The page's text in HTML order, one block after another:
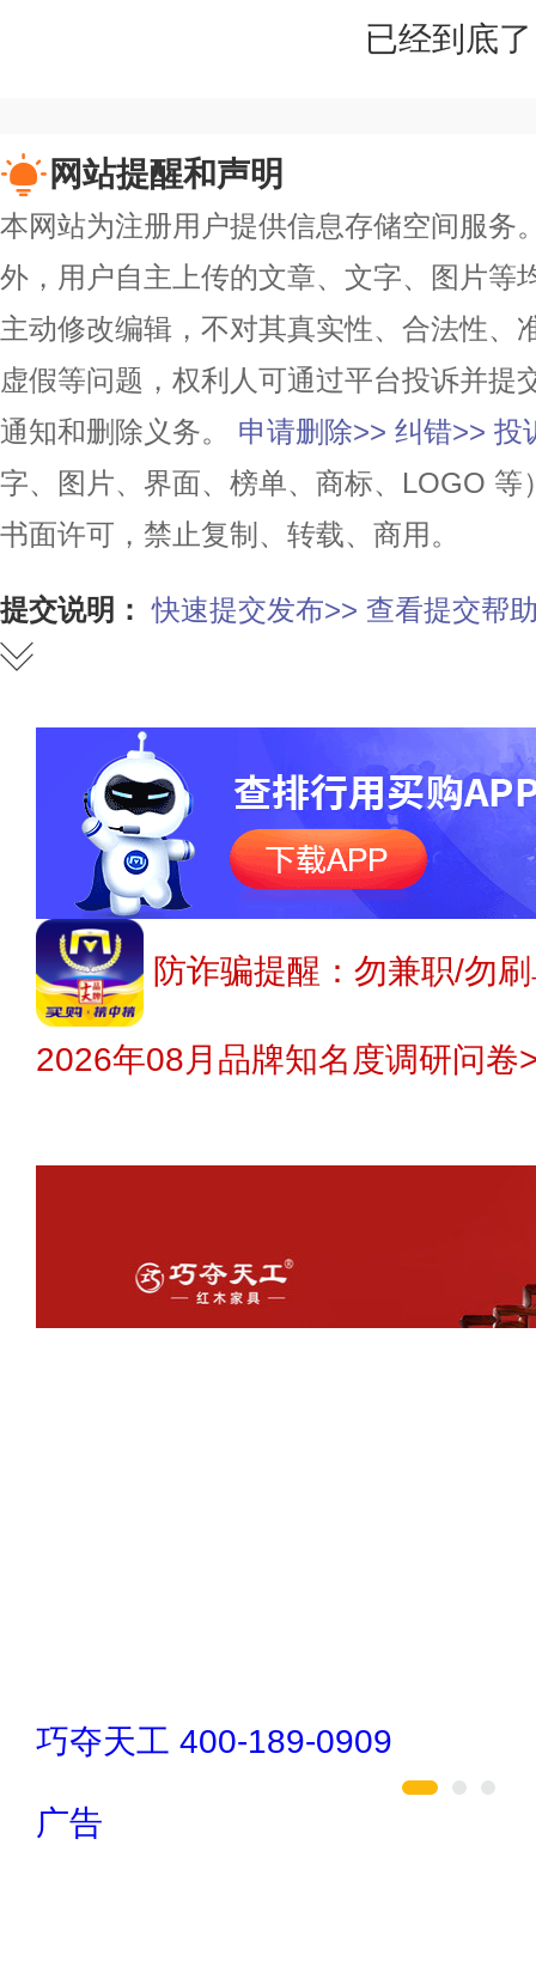
已经到底了
网站提醒和声明
本网站为注册用户提供信息存储空间服务
外，用户自主上传的文章、文字、图片等
主动修改编辑，不对其真实性、合法性、
虚假等问题，权利人可通过平台投诉并提
通知和删除义务。
申请删除>> 纠错>> 投
字、图片、界面、榜单、商标、LOGO
书面许可，禁止复制、转载、商用。
提交说明： 快速提交发布>> 查看提交帮
防诈骗提醒：勿兼职/勿
2026年08月品牌知名度调研问卷
巧夺天工 400-189-0909
广告